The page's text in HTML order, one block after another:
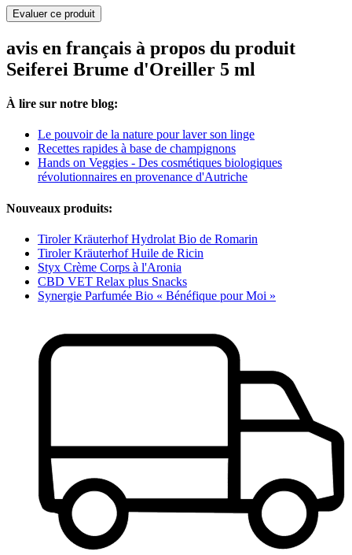
Evaluer ce produit
avis en français à propos du produit
Seiferei Brume d'Oreiller 5 ml
À lire sur notre blog:
Le pouvoir de la nature pour laver son linge
Recettes rapides à base de champignons
Hands on Veggies - Des cosmétiques biologiques
révolutionnaires en provenance d'Autriche
Nouveaux produits:
Tiroler Kräuterhof Hydrolat Bio de Romarin
Tiroler Kräuterhof Huile de Ricin
Styx Crème Corps à l'Aronia
CBD VET Relax plus Snacks
Synergie Parfumée Bio « Bénéfique pour Moi »